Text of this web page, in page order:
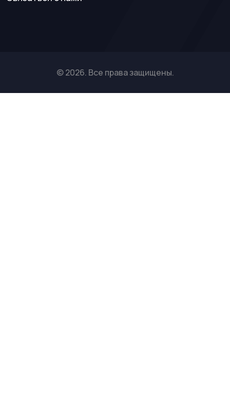
© 2026. Все права защищены.